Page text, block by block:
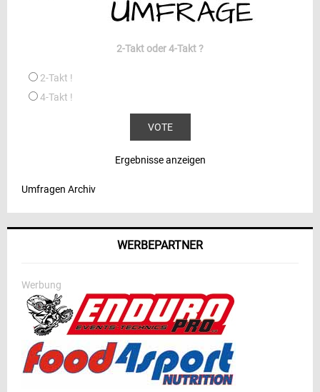
2-Takt oder 4-Takt ?
2-Takt !
4-Takt !
Ergebnisse anzeigen
Umfragen Archiv
WERBEPARTNER
Werbung